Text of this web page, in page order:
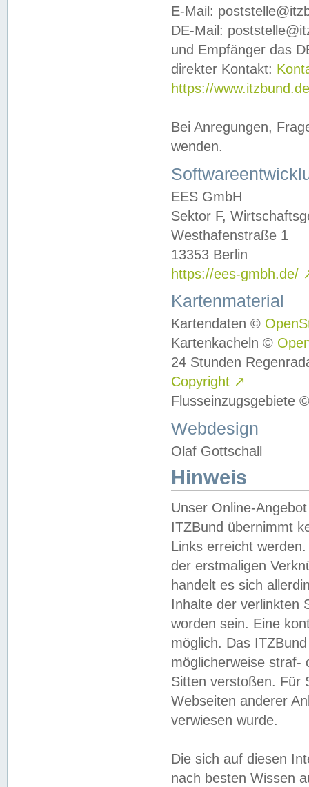
E-Mail:
DE-Mail:
und Empfänger das
direkter Kontakt:
https://
Bei Anregungen,
wenden.
EES GmbH
Sektor F,
Westhafenstraße 1
13353 Berlin
https://ees-gmbh.de/
Kartenmaterial
Kartendaten ©
Kartenkacheln ©
24 Stunden
Copyright ↗
Flusseinzugsgebiete
Webdesign
Olaf Gottschall
Hinweis
Unser Online-
ITZBund übernimmt
Links erreicht
der erstmaligen
handelt es sich
Inhalte der verlinkten
worden sein. Eine
möglich. Das
möglicherweise straf-
Sitten verstoßen. Für
Webseiten anderer
verwiesen wurde.
Die sich auf diesen
nach besten Wissen